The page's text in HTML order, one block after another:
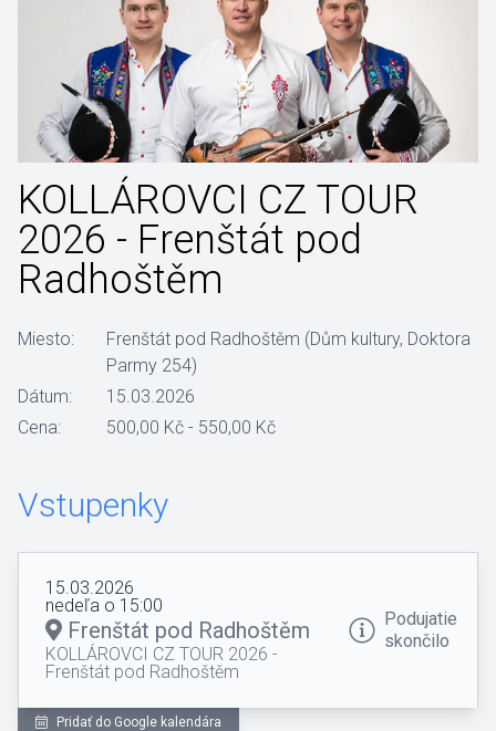
KOLLÁROVCI CZ TOUR
2026 - Frenštát pod
Radhoštěm
Miesto:
Frenštát pod Radhoštěm (Dům kultury, Doktora
Parmy 254)
Dátum:
15.03.2026
Cena:
500,00 Kč - 550,00 Kč
Vstupenky
15.03.2026
nedeľa o 15:00
Frenštát pod Radhoštěm
KOLLÁROVCI CZ TOUR 2026 -
Frenštát pod Radhoštěm
Podujatie
skončilo
Pridať do Google kalendára